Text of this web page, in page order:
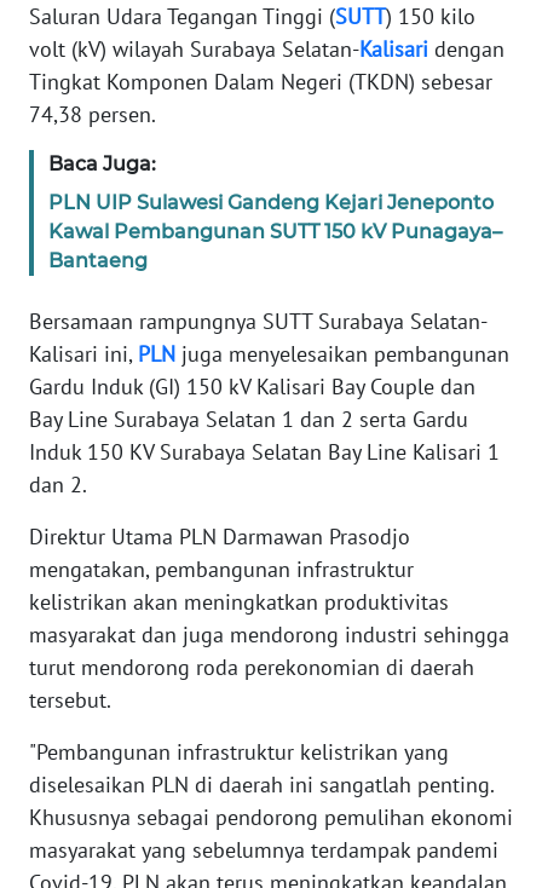
Saluran Udara Tegangan Tinggi (SUTT) 150 kilo
volt (kV) wilayah Surabaya Selatan-Kalisari dengan
Tingkat Komponen Dalam Negeri (TKDN) sebesar
74,38 persen.
Baca Juga:
PLN UIP Sulawesi Gandeng Kejari Jeneponto
Kawal Pembangunan SUTT 150 kV Punagaya–
Bantaeng
Bersamaan rampungnya SUTT Surabaya Selatan-
Kalisari ini, PLN juga menyelesaikan pembangunan
Gardu Induk (GI) 150 kV Kalisari Bay Couple dan
Bay Line Surabaya Selatan 1 dan 2 serta Gardu
Induk 150 KV Surabaya Selatan Bay Line Kalisari 1
dan 2.
Direktur Utama PLN Darmawan Prasodjo
mengatakan, pembangunan infrastruktur
kelistrikan akan meningkatkan produktivitas
masyarakat dan juga mendorong industri sehingga
turut mendorong roda perekonomian di daerah
tersebut.
"Pembangunan infrastruktur kelistrikan yang
diselesaikan PLN di daerah ini sangatlah penting.
Khususnya sebagai pendorong pemulihan ekonomi
masyarakat yang sebelumnya terdampak pandemi
REDAKSI
KARIR
DISCLAIMER
Wahana
Regional
WN
SUMUT
WN
JAKARTA
JABAR
WN
BANTEN
WN
NTT
KEPRI
WN